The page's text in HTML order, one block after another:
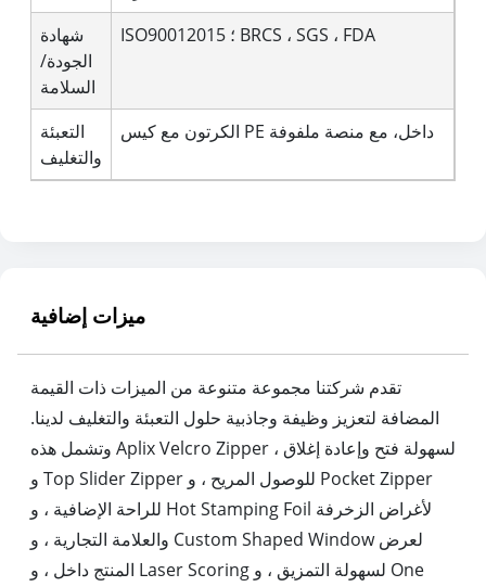
شهادة
الجودة/
السلامة
ISO90012015 ؛ BRCS ، SGS ، FDA
التعبئة
والتغليف
الكرتون مع كيس PE داخل، مع منصة ملفوفة
ميزات إضافية
تقدم شركتنا مجموعة متنوعة من الميزات ذات القيمة
المضافة لتعزيز وظيفة وجاذبية حلول التعبئة والتغليف لدينا.
وتشمل هذه Aplix Velcro Zipper لسهولة فتح وإعادة إغلاق ،
و Top Slider Zipper للوصول المريح ، و Pocket Zipper
للراحة الإضافية ، و Hot Stamping Foil لأغراض الزخرفة
والعلامة التجارية ، و Custom Shaped Window لعرض
المنتج داخل ، و Laser Scoring لسهولة التمزيق ، و One